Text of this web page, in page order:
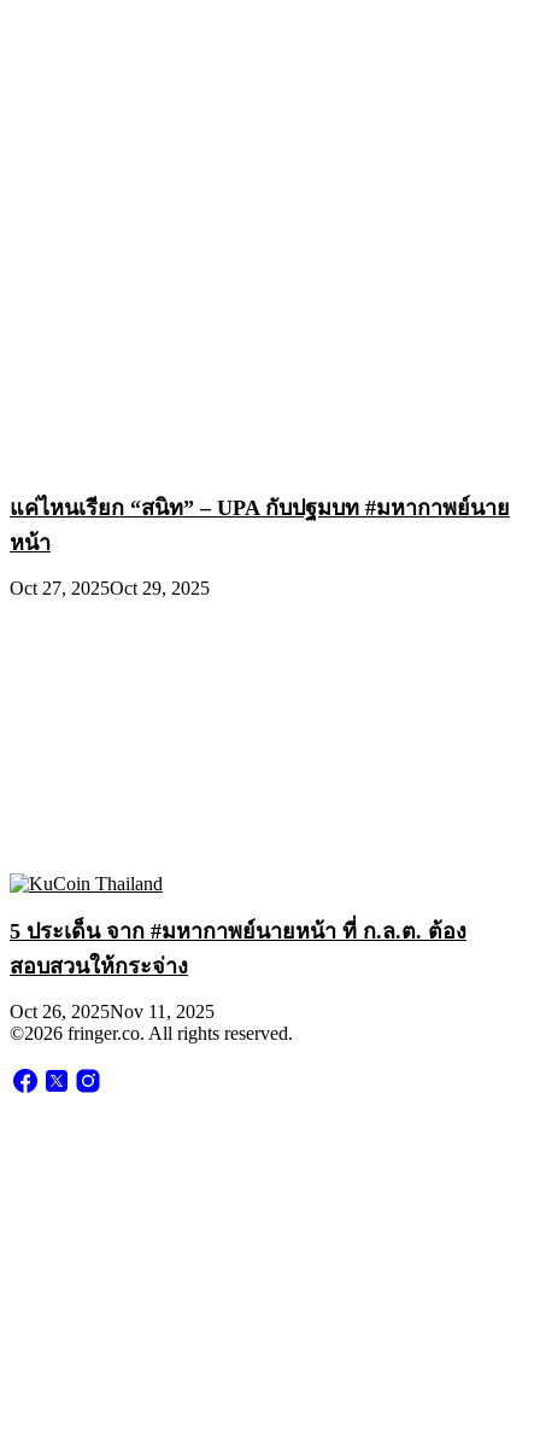
แค่ไหนเรียก “สนิท” – UPA กับปฐมบท #มหากาพย์นาย
หน้า
Oct 27, 2025Oct 29, 2025
5 ประเด็น จาก #มหากาพย์นายหน้า ที่ ก.ล.ต. ต้อง
สอบสวนให้กระจ่าง
Oct 26, 2025Nov 11, 2025
©2026 fringer.co. All rights reserved.